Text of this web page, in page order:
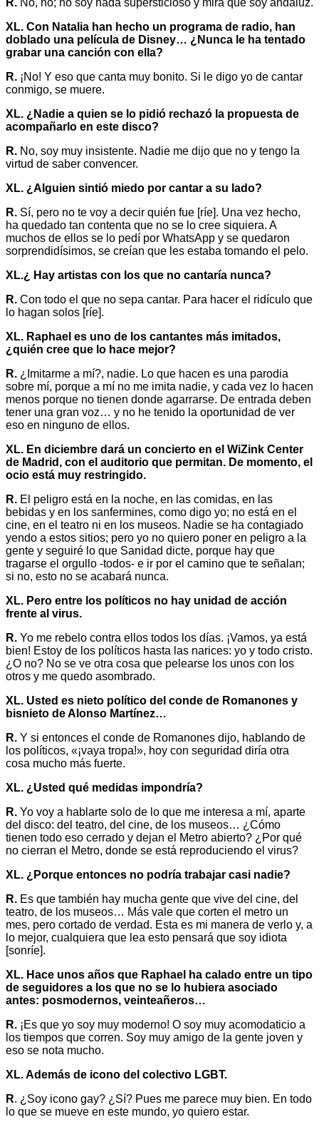
XL. Con Natalia han hecho un programa de radio, han
doblado una película de Disney… ¿Nunca le ha tentado
grabar una canción con ella?
R. ¡No! Y eso que canta muy bonito. Si le digo yo de cantar
conmigo, se muere.
XL. ¿Nadie a quien se lo pidió rechazó la propuesta de
acompañarlo en este disco?
R. No, soy muy insistente. Nadie me dijo que no y tengo la
virtud de saber convencer.
XL. ¿Alguien sintió miedo por cantar a su lado?
R. Sí, pero no te voy a decir quién fue [ríe]. Una vez hecho,
ha quedado tan contenta que no se lo cree siquiera. A
muchos de ellos se lo pedí por WhatsApp y se quedaron
sorprendidísimos, se creían que les estaba tomando el pelo.
XL.¿ Hay artistas con los que no cantaría nunca?
R. Con todo el que no sepa cantar. Para hacer el ridículo que
lo hagan solos [ríe].
XL. Raphael es uno de los cantantes más imitados,
¿quién cree que lo hace mejor?
R. ¿Imitarme a mí?, nadie. Lo que hacen es una parodia
sobre mí, porque a mí no me imita nadie, y cada vez lo hacen
menos porque no tienen donde agarrarse. De entrada deben
tener una gran voz… y no he tenido la oportunidad de ver
eso en ninguno de ellos.
XL. En diciembre dará un concierto en el WiZink Center
de Madrid, con el auditorio que permitan. De momento, el
ocio está muy restringido.
R. El peligro está en la noche, en las comidas, en las
bebidas y en los sanfermines, como digo yo; no está en el
cine, en el teatro ni en los museos. Nadie se ha contagiado
yendo a estos sitios; pero yo no quiero poner en peligro a la
gente y seguiré lo que Sanidad dicte, porque hay que
tragarse el orgullo -todos- e ir por el camino que te señalan;
si no, esto no se acabará nunca.
XL. Pero entre los políticos no hay unidad de acción
frente al virus.
R. Yo me rebelo contra ellos todos los días. ¡Vamos, ya está
bien! Estoy de los políticos hasta las narices: yo y todo cristo.
¿O no? No se ve otra cosa que pelearse los unos con los
otros y me quedo asombrado.
XL. Usted es nieto político del conde de Romanones y
bisnieto de Alonso Martínez…
R. Y si entonces el conde de Romanones dijo, hablando de
los políticos, «¡vaya tropa!», hoy con seguridad diría otra
cosa mucho más fuerte.
XL. ¿Usted qué medidas impondría?
R. Yo voy a hablarte solo de lo que me interesa a mí, aparte
del disco: del teatro, del cine, de los museos… ¿Cómo
tienen todo eso cerrado y dejan el Metro abierto? ¿Por qué
no cierran el Metro, donde se está reproduciendo el virus?
XL. ¿Porque entonces no podría trabajar casi nadie?
R. Es que también hay mucha gente que vive del cine, del
teatro, de los museos… Más vale que corten el metro un
mes, pero cortado de verdad. Esta es mi manera de verlo y, a
lo mejor, cualquiera que lea esto pensará que soy idiota
[sonríe].
XL. Hace unos años que Raphael ha calado entre un tipo
de seguidores a los que no se lo hubiera asociado
antes: posmodernos, veinteañeros…
R. ¡Es que yo soy muy moderno! O soy muy acomodaticio a
los tiempos que corren. Soy muy amigo de la gente joven y
eso se nota mucho.
XL. Además de icono del colectivo LGBT.
R. ¿Soy icono gay? ¿Sí? Pues me parece muy bien. En todo
lo que se mueve en este mundo, yo quiero estar.